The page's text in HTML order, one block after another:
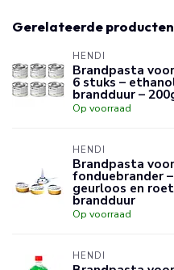
Gerelateerde producten
HENDI
Brandpasta
6 stuks –
brandduur –
Op voorraad
HENDI
Brandpasta voor
fonduebrander
geurloos en
brandduur
Op voorraad
HENDI